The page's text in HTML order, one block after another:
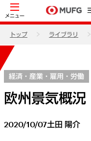
メニュー
トップ ライブラリ
経済・産業・雇用・労働
欧州景気概況
2020/10/07土田 陽介